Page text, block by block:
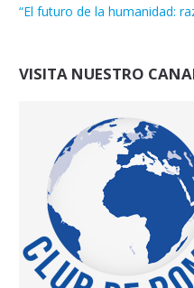
“El futuro de la humanidad:
VISITA NUESTRO